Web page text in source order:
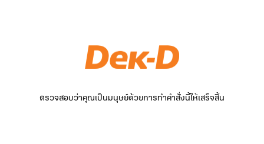
ตรวจสอบว่าคุณเป็นมนุษย์ด้วยการทำคำสั่งนี้ให้เสร็จสิ้น